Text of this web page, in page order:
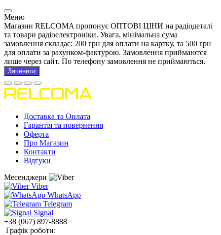
Меню
Магазин RELCOMA пропонує ОПТОВІ ЦІНИ на радіодеталі
та товари радіоелектроніки. Увага, мінімальна сума
замовлення складає: 200 грн для оплати на картку, та 500 грн
для оплати за рахунком-фактурою. Замовлення приймаются
лише через сайт. По телефону замовлення не приймаються.
Зачинити
Доставка та Оплата
Гарантія та повернення
Оферта
Про Магазин
Контакти
Відгуки
Месенджери
Viber
WhatsApp
Telegram
Signal
+38 (067) 897-8888
Графік роботи: